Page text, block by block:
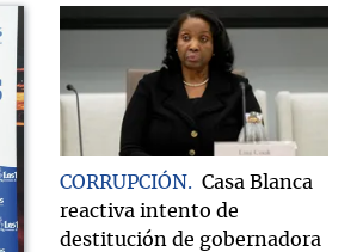
CORRUPCIÓN
Casa Blanca
reactiva intento de
destitución de gobernadora